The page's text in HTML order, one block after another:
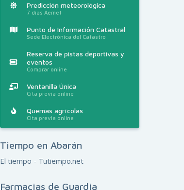
Predicción meteorológica
7 días Aemet
Punto de Información Catastral
Sede Electrónica del Catastro
Reserva de pistas deportivas y
eventos
Comprar online
Ventanilla Única
Cita previa online
Quemas agrícolas
Cita previa online
Tiempo en Abarán
El tiempo - Tutiempo.net
Farmacias de Guardia